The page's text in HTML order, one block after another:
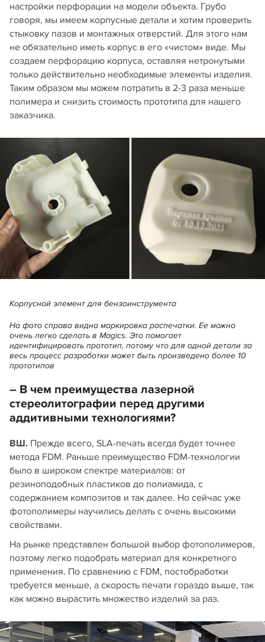
настройки перфорации на модели объекта. Грубо
говоря, мы имеем корпусные детали и хотим проверить
стыковку пазов и монтажных отверстий. Для этого нам
не обязательно иметь корпус в его «чистом» виде. Мы
создаем перфорацию корпуса, оставляя нетронутыми
только действительно необходимые элементы изделия.
Таким образом мы можем потратить в 2‑3 раза меньше
полимера и снизить стоимость прототипа для нашего
заказчика.
Корпусной элемент для бензоинструмента
На фото справа видна маркировка распечатки. Ее можно
очень легко сделать в Magics. Это помогает
идентифицировать прототип, потому что для одной детали за
весь процесс разработки может быть произведено более 10
прототипов
– В чем преимущества лазерной
стереолитографии перед другими
аддитивными технологиями?
ВШ. Прежде всего, SLA‑печать всегда будет точнее
метода FDM. Раньше преимущество FDM‑технологии
было в широком спектре материалов: от
резиноподобных пластиков до полиамида, с
содержанием композитов и так далее. Но сейчас уже
фотополимеры научились делать с очень высокими
свойствами.
На рынке представлен большой выбор фотополимеров,
поэтому легко подобрать материал для конкретного
применения. По сравнению с FDM, постобработки
требуется меньше, а скорость печати гораздо выше, так
как можно вырастить множество изделий за раз.